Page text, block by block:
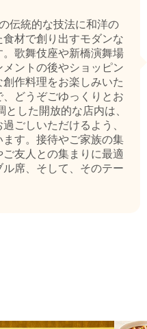
伝統的な技法に和洋の
材で創り出すモダンな
歌舞伎座や新橋演舞場
ントの後やショッピン
作料理をお楽しみいた
どうぞごゆっくりとお
した開放的な店内は、
ごしいただけるよう、
す。接待やご家族の集
友人との集まりに最適
席、そして、そのテー